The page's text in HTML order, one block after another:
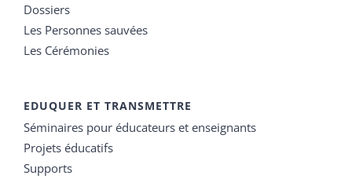
Dossiers
Les Personnes sauvées
Les Cérémonies
EDUQUER ET TRANSMETTRE
Séminaires pour éducateurs et enseignants
Projets éducatifs
Supports